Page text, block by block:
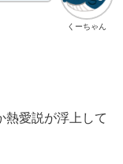
くーちゃん
熱愛説が浮上して